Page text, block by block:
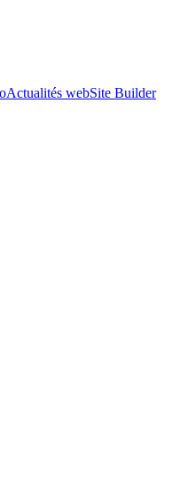
Actualités webSite Builder